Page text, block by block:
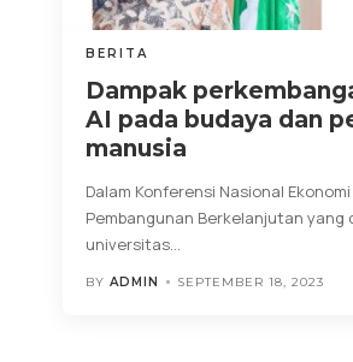
BERITA
Dampak
AI pada budaya dan
manusia
Dalam Konferensi Nasional
Pembangunan Berkelanjutan yang
universitas…
BY ADMIN SEPTEMBER 18, 2023